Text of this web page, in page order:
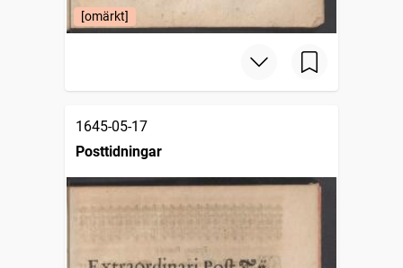
[omärkt]
1645-05-17
Posttidningar